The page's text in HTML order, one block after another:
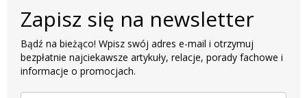
Zapisz się na newsletter
Bądź na bieżąco! Wpisz swój adres e-mail i otrzymuj
bezpłatnie najciekawsze artykuły, relacje, porady fachowe i
informacje o promocjach.